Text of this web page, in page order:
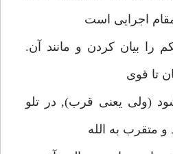
اجرايى است
را بيان كردن و مانند آن.
تا قوى
(ولى يعنى قرب), در تلو
متقرب به الله